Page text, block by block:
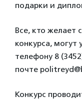
подарки и
Все, кто желает
конкурса,
телефону 8
почте
Конкурс